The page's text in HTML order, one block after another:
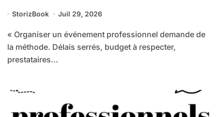
StorizBook Juil 29, 2026
« Organiser un événement professionnel demande de
la méthode. Délais serrés, budget à respecter,
prestataires...